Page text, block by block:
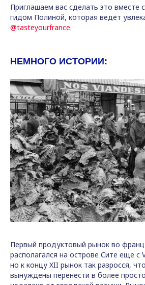
Приглашаем вас сделать это вместе
гидом Полиной, которая ведёт
@tasteyourfrance.
НЕМНОГО ИСТОРИИ:
Первый продуктовый рынок во
располагался на острове Сите еще с
но к концу XII рынок так разросся,
вынуждены перенести в более